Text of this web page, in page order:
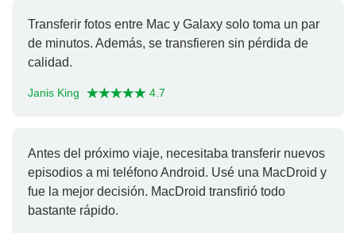
Transferir fotos entre Mac y Galaxy solo toma un par
de minutos. Además, se transfieren sin pérdida de
calidad.
Janis King 4.7
Antes del próximo viaje, necesitaba transferir nuevos
episodios a mi teléfono Android. Usé una MacDroid y
fue la mejor decisión. MacDroid transfirió todo
bastante rápido.